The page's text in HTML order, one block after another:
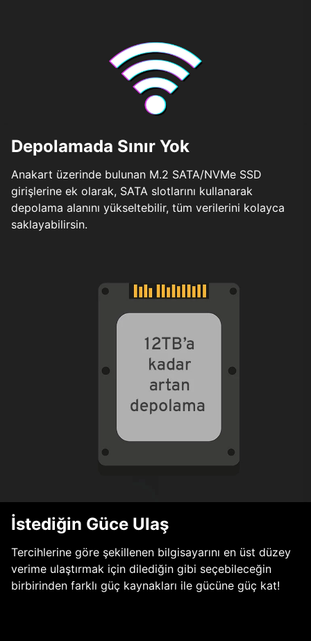
Depolamada Sınır Yok
Anakart üzerinde bulunan M.2 SATA/NVMe SSD
girişlerine ek olarak, SATA slotlarını kullanarak
depolama alanını yükseltebilir, tüm verilerini kolayca
saklayabilirsin.
İstediğin Güce Ulaş
Tercihlerine göre şekillenen bilgisayarını en üst düzey
verime ulaştırmak için dilediğin gibi seçebileceğin
birbirinden farklı güç kaynakları ile gücüne güç kat!